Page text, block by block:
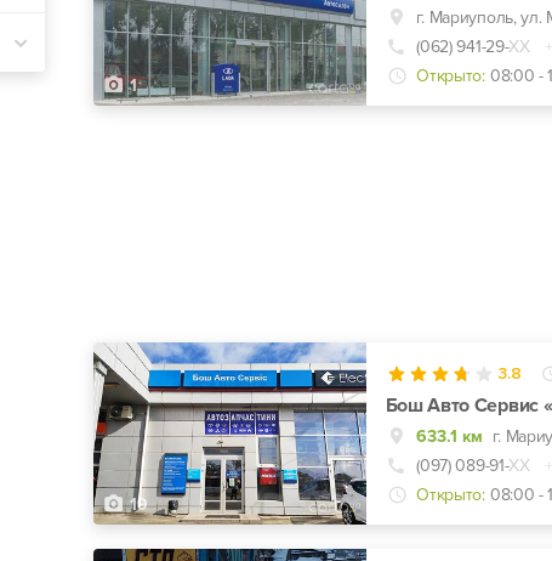
1
г. Мариуполь, ул.
(062) 941-29-ХХ
Открыто: 08:00 -
19
3.8
Бош Авто Сервис
633.1 км
(097) 089-91-ХХ
Открыто: 08:00 -